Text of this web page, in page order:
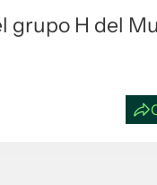
grupo H del